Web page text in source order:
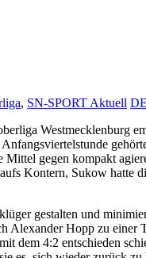
, SN-SPORT Aktuell
Westmecklenburg
gegen kompakt
Kontern, Sukow
gestalten und
Alexander Hopp zu
dem 4:2 entschieden